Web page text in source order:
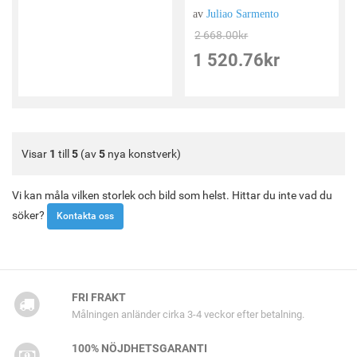
avJuliao Sarmento
2 668.00kr
1 520.76 kr
Visar 1 till 5 (av5 nya konstverk)
Vi kan måla vilken storlek och bild som helst. Hittar du inte vad du
söker?
Kontakta oss
FRI FRAKT
Målningen anländer cirka 3-4 veckor efter betalning.
100% NÖJDHETSGARANTI